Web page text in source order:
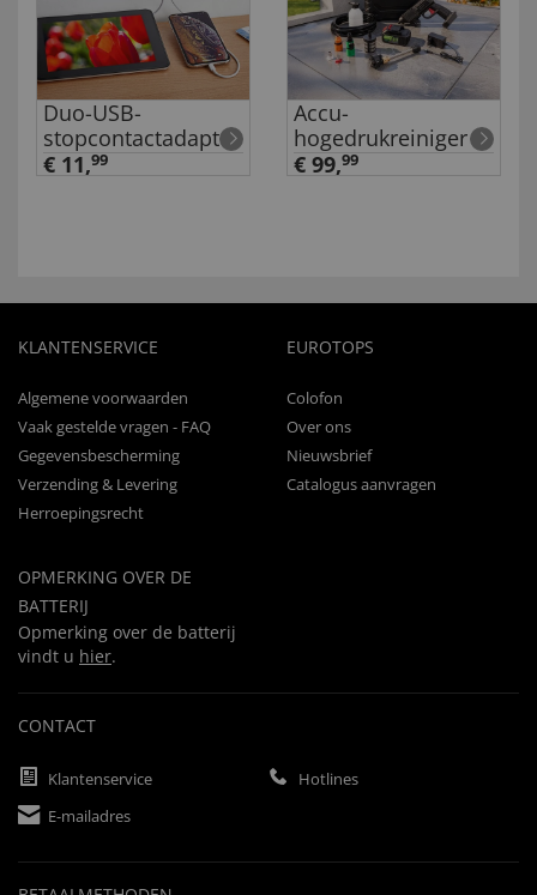
Duo-USB-
stopcontactadapter
€ 11,99
Accu-
hogedrukreiniger
€ 99,99
KLANTENSERVICE
Algemene voorwaarden
Vaak gestelde vragen - FAQ
Gegevensbescherming
Verzending & Levering
Herroepingsrecht
OPMERKING OVER DE
BATTERIJ
Opmerking over de batterij
vindt u hier.
EUROTOPS
Colofon
Over ons
Nieuwsbrief
Catalogus aanvragen
CONTACT
Klantenservice
Hotlines
E-mailadres